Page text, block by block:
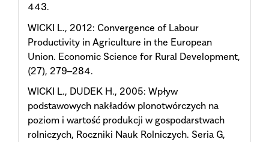
443.
WICKI L., 2012: Convergence of Labour
Productivity in Agriculture in the European
Union. Economic Science for Rural Development,
(27), 279–284.
WICKI L., DUDEK H., 2005: Wpływ
podstawowych nakładów plonotwórczych na
poziom i wartość produkcji w gospodarstwach
rolniczych, Roczniki Nauk Rolniczych. Seria G,